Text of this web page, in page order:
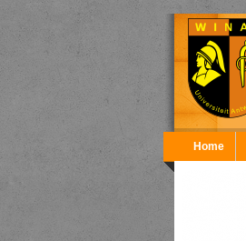
Overslaan en naar de inhoud gaan
Home